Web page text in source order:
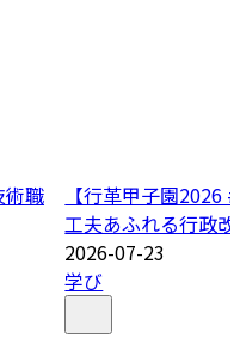
術職
【行革甲子園2026
工夫あふれる行政
2026-07-23
学び